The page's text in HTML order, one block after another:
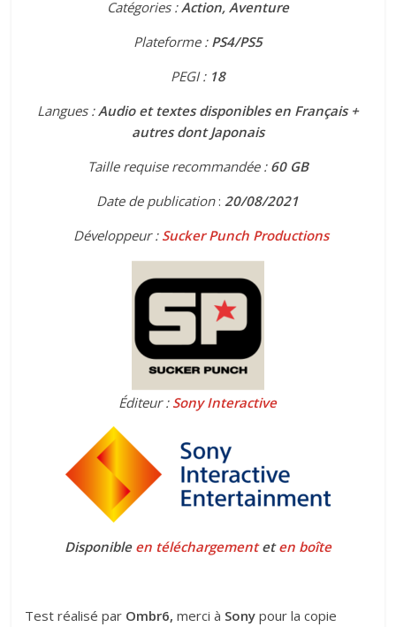
Catégories :Action, Aventure
Plateforme : PS4/PS5
PEGI : 18
Langues :Audio et textes disponibles en Français +
autres dont Japonais
Taille requise recommandée : 60GB
Date de publication:20/08/2021
Développeur : Sucker Punch Productions
Éditeur : Sony Interactive
Disponible en téléchargement eten boîte
Test réalisé par Ombr6,merci à Sonypour la copie